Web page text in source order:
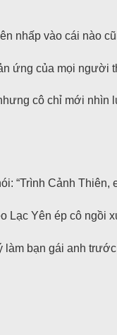
nhấp vào cái nào
ứng của mọi người
cô chỉ mới
“Trình Cảnh Thiên,
Lạc Yên ép cô ngồi
bạn gái anh trước